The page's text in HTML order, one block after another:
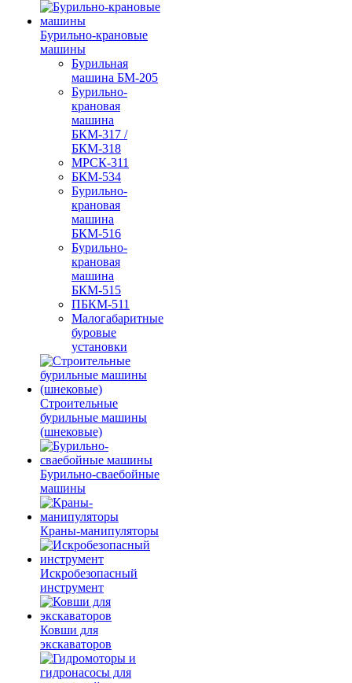
Бурильно-крановые
машины
Бурильная
машина БМ-205
Бурильно-
крановая
машина
БКМ-317 /
БКМ-318
МРСК-311
БКМ-534
Бурильно-
крановая
машина
БКМ-516
Бурильно-
крановая
машина
БКМ-515
ПБКМ-511
Малогабаритные
буровые
установки
Строительные
бурильные машины
(шнековые)
Бурильно-сваебойные
машины
Краны-манипуляторы
Искробезопасный
инструмент
Ковши для
экскаваторов